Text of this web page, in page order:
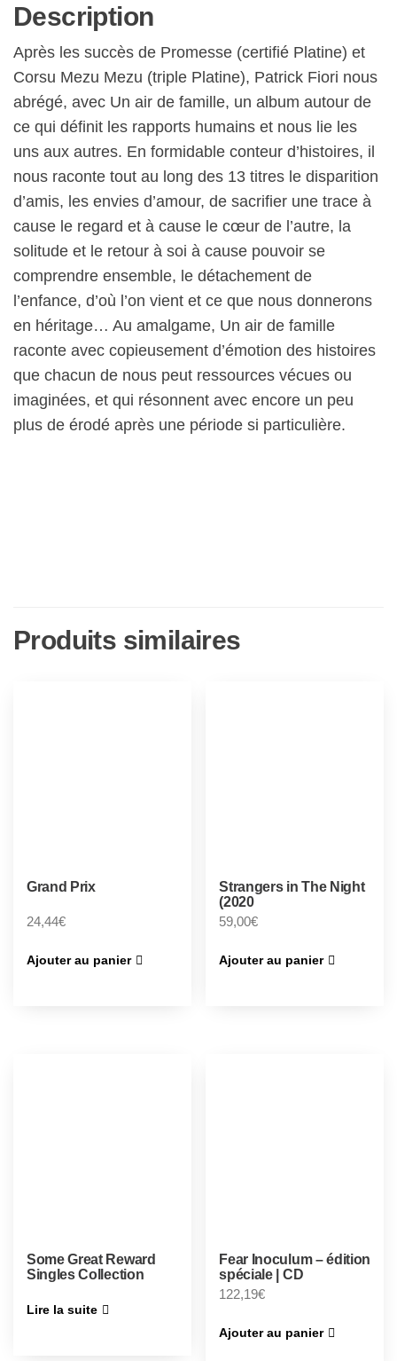
Description
Après les succès de Promesse (certifié Platine) et
Corsu Mezu Mezu (triple Platine), Patrick Fiori nous
abrégé, avec Un air de famille, un album autour de
ce qui définit les rapports humains et nous lie les
uns aux autres. En formidable conteur d’histoires, il
nous raconte tout au long des 13 titres le disparition
d’amis, les envies d’amour, de sacrifier une trace à
cause le regard et à cause le cœur de l’autre, la
solitude et le retour à soi à cause pouvoir se
comprendre ensemble, le détachement de
l’enfance, d’où l’on vient et ce que nous donnerons
en héritage… Au amalgame, Un air de famille
raconte avec copieusement d’émotion des histoires
que chacun de nous peut ressources vécues ou
imaginées, et qui résonnent avec encore un peu
plus de érodé après une période si particulière.
Produits similaires
Grand Prix
24,44€
Ajouter au panier
Strangers in The Night
(2020
59,00€
Ajouter au panier
Some Great Reward
Singles Collection
Lire la suite
Fear Inoculum – édition
spéciale | CD
122,19€
Ajouter au panier